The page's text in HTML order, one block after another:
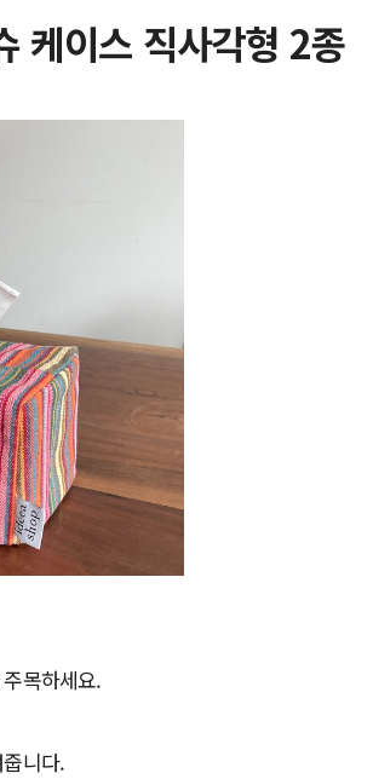
케이스 직사각형 2종
목하세요.
니다.